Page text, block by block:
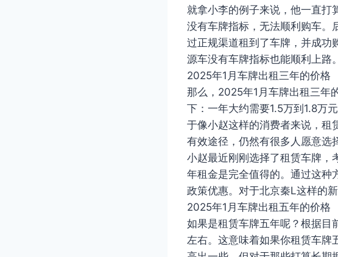
就拿小李的例子来说，他一直打
没有车牌指标，无法顺利购车。
过正规渠道租到了车牌，并成功
源车没有车牌指标也能顺利上路。
2025年1月车牌出租三年的价格
那么，2025年1月车牌出租三年
下：一年大约需要1.5万到1.8万
于像小赵这样的消费者来说，租
有效途径，仍然有很多人愿意选
小赵最近刚刚选择了租赁车牌，
年租金是完全值得的。通过这种
政策优惠。对于北京秦L这样的
2025年1月车牌出租五年的价格
如果是租赁车牌五年呢？根据目
左右。这意味着如果你租赁车牌